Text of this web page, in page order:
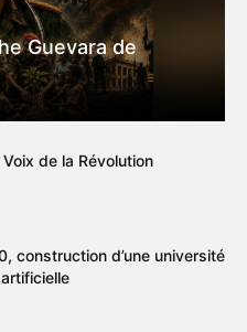
Guevara de
de la Révolution
construction d’une université